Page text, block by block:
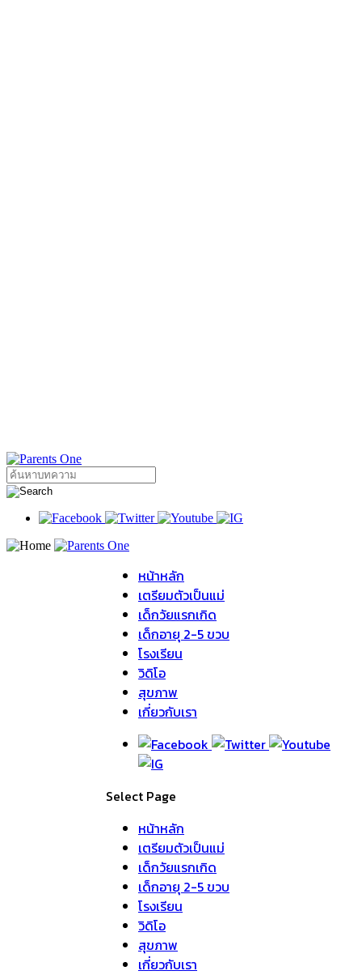
หน้าหลัก
เตรียมตัวเป็นแม่
เด็กวัยแรกเกิด
เด็กอายุ 2-5 ขวบ
โรงเรียน
วิดิโอ
สุขภาพ
เกี่ยวกับเรา
Select Page
หน้าหลัก
เตรียมตัวเป็นแม่
เด็กวัยแรกเกิด
เด็กอายุ 2-5 ขวบ
โรงเรียน
วิดิโอ
สุขภาพ
เกี่ยวกับเรา